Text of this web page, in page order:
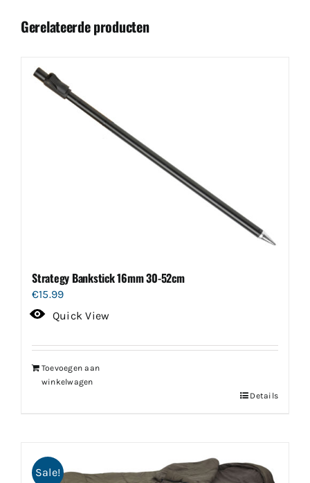
Gerelateerde producten
Strategy Bankstick 16mm 30-52cm
€15.99
Quick View
Toevoegen aan
winkelwagen
Details
Sale!